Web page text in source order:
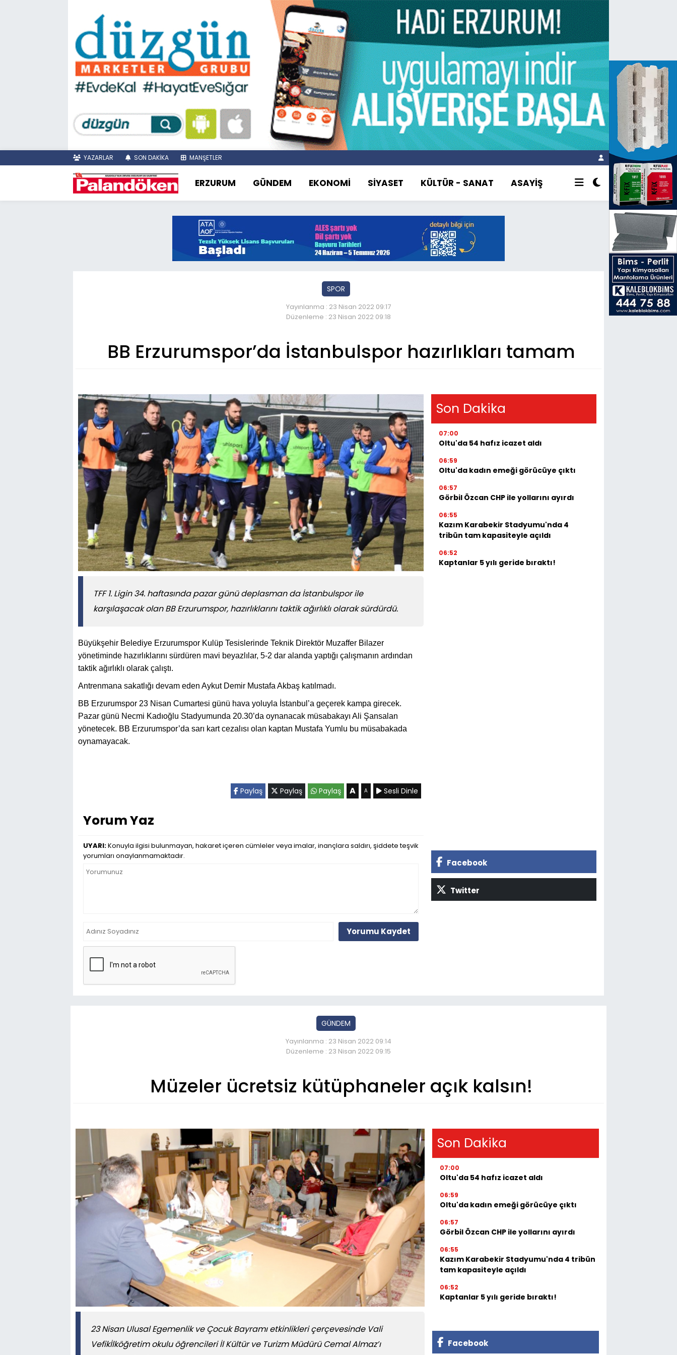
YAZARLAR SON DAKİKA MANŞETLER
ERZURUM GÜNDEM EKONOMİ SİYASET KÜLTÜR - SANAT ASAYİŞ
SPOR
Yayınlanma : 23 Nisan 2022 09:17
Düzenleme : 23 Nisan 2022 09:18
BB Erzurumspor’da İstanbulspor hazırlıkları tamam
TFF 1. Ligin 34. haftasında pazar günü deplasman da İstanbulspor ile
karşılaşacak olan BB Erzurumspor, hazırlıklarını taktik ağırlıklı olarak sürdürdü.
Büyükşehir Belediye Erzurumspor Kulüp Tesislerinde Teknik Direktör Muzaffer Bilazer
yönetiminde hazırlıklarını sürdüren mavi beyazlılar, 5-2 dar alanda yaptığı çalışmanın ardından
taktik ağırlıklı olarak çalıştı.
Antrenmana sakatlığı devam eden Aykut Demir Mustafa Akbaş katılmadı.
BB Erzurumspor 23 Nisan Cumartesi günü hava yoluyla İstanbul’a geçerek kampa girecek.
Pazar günü Necmi Kadıoğlu Stadyumunda 20.30’da oynanacak müsabakayı Ali Şansalan
yönetecek. BB Erzurumspor’da sarı kart cezalısı olan kaptan Mustafa Yumlu bu müsabakada
oynamayacak.
Paylaş Paylaş Paylaş A A Sesli Dinle
Yorum Yaz
UYARI:Konuyla ilgisi bulunmayan, hakaret içeren cümleler veya imalar, inançlara saldırı, şiddete teşvik
yorumları onaylanmamaktadır.
Yorumu Kaydet
Son Dakika
07:00
Oltu'da 54 hafız icazet aldı
06:59
Oltu'da kadın emeği görücüye çıktı
06:57
Görbil Özcan CHP ile yollarını ayırdı
06:55
Kazım Karabekir Stadyumu'nda 4
tribün tam kapasiteyle açıldı
06:52
Kaptanlar 5 yılı geride bıraktı!
Facebook
Twitter
GÜNDEM
Yayınlanma : 23 Nisan 2022 09:14
Düzenleme : 23 Nisan 2022 09:15
Müzeler ücretsiz kütüphaneler açık kalsın!
23 Nisan Ulusal Egemenlik ve Çocuk Bayramı etkinlikleri çerçevesinde Vali
Vefikİlköğretim okulu öğrencileri İl Kültür ve Turizm Müdürü Cemal Almaz’ı
Son Dakika
07:00
Oltu'da 54 hafız icazet aldı
06:59
Oltu'da kadın emeği görücüye çıktı
06:57
Görbil Özcan CHP ile yollarını ayırdı
06:55
Kazım Karabekir Stadyumu'nda 4 tribün
tam kapasiteyle açıldı
06:52
Kaptanlar 5 yılı geride bıraktı!
Facebook